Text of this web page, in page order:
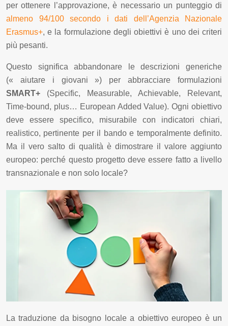
per ottenere l’approvazione, è necessario un punteggio di
almeno 94/100 secondo i dati dell’Agenzia Nazionale
Erasmus+, e la formulazione degli obiettivi è uno dei criteri
più pesanti.
Questo significa abbandonare le descrizioni generiche
(« aiutare i giovani ») per abbracciare formulazioni
SMART+ (Specific, Measurable, Achievable, Relevant,
Time-bound, plus… European Added Value). Ogni obiettivo
deve essere specifico, misurabile con indicatori chiari,
realistico, pertinente per il bando e temporalmente definito.
Ma il vero salto di qualità è dimostrare il valore aggiunto
europeo: perché questo progetto deve essere fatto a livello
transnazionale e non solo locale?
La traduzione da bisogno locale a obiettivo europeo è un